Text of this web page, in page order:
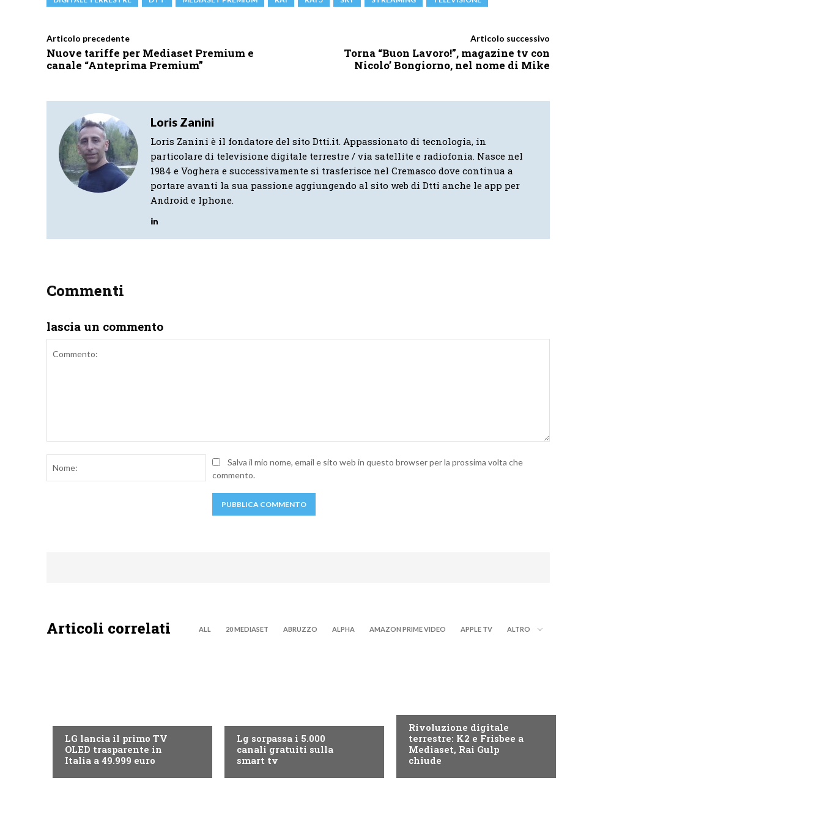
Articolo precedente
Nuove tariffe per Mediaset Premium e
canale “Anteprima Premium”
Articolo successivo
Torna “Buon Lavoro!”, magazine tv con
Nicolo’ Bongiorno, nel nome di Mike
Loris Zanini
Loris Zanini è il fondatore del sito Dtti.it. Appassionato di tecnologia, in
particolare di televisione digitale terrestre / via satellite e radiofonia. Nasce nel
1984 e Voghera e successivamente si trasferisce nel Cremasco dove continua a
portare avanti la sua passione aggiungendo al sito web di Dtti anche le app per
Android e Iphone.
Commenti
lascia un commento
Nome:Salva il mio nome, email e sito web in questo browser per la prossima volta che
commento.
Articoli correlati ALL 20 MEDIASET ABRUZZO ALPHA AMAZON PRIME VIDEO APPLE TV ALTRO
LG lancia il primo TV
OLED trasparente in
Italia a 49.999 euro
Lg sorpassa i 5.000
canali gratuiti sulla
smart tv
Rivoluzione digitale
terrestre: K2 e Frisbee a
Mediaset, Rai Gulp
chiude